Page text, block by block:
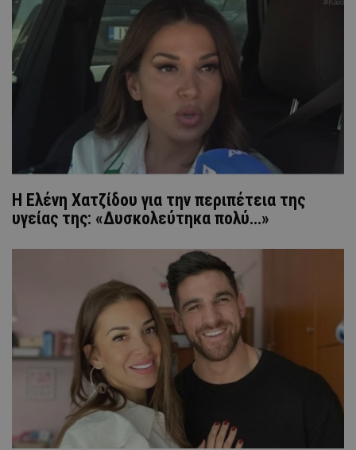
Η Ελένη Χατζίδου για την περιπέτεια της
υγείας της: «Δυσκολεύτηκα πολύ…»